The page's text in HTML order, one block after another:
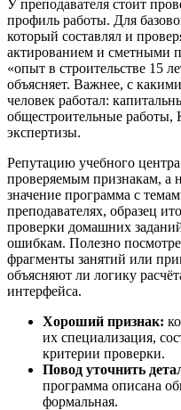
У преподавателя стоит
профиль работы. Для
который составлял и
актированием и сметными
«опыт в строительстве 15
объясняет. Важнее, с
человек работал:
общестроительные
экспертизы.
Репутацию учебного
проверяемым признакам,
значение программа с
преподавателях, образец
проверки домашних
ошибкам. Полезно
фрагменты занятий или
объясняют ли логику
интерфейса.
Хороший признак:
их специализация,
критерии проверки.
Повод уточнить
программа описана
формальная.